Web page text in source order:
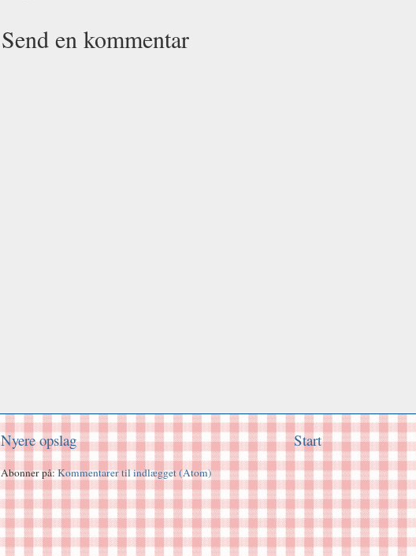
Send en kommentar
Nyere opslag Start
Abonner på:Kommentarer til indlægget (Atom)